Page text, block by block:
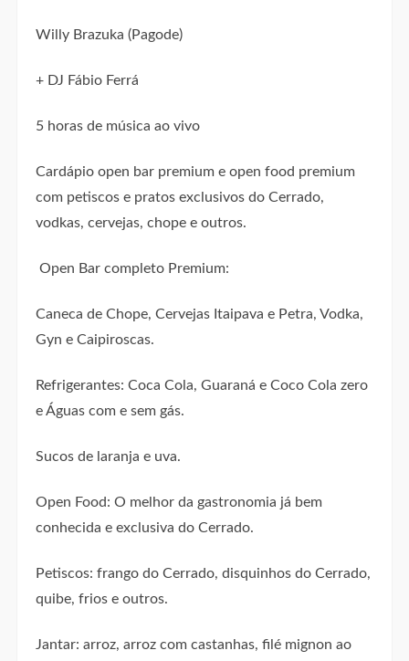
Willy Brazuka (Pagode)
+ DJ Fábio Ferrá
5 horas de música ao vivo
Cardápio open bar premium e open food premium
com petiscos e pratos exclusivos do Cerrado,
vodkas, cervejas, chope e outros.
Open Bar completo Premium:
Caneca de Chope, Cervejas Itaipava e Petra, Vodka,
Gyn e Caipiroscas.
Refrigerantes: Coca Cola, Guaraná e Coco Cola zero
e Águas com e sem gás.
Sucos de laranja e uva.
Open Food: O melhor da gastronomia já bem
conhecida e exclusiva do Cerrado.
Petiscos: frango do Cerrado, disquinhos do Cerrado,
quibe, frios e outros.
Jantar: arroz, arroz com castanhas, filé mignon ao